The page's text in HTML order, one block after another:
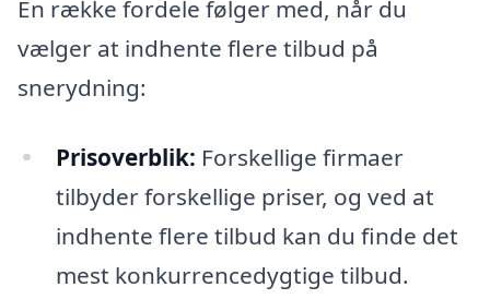
En række fordele følger med, når du
vælger at indhente flere tilbud på
snerydning:
Prisoverblik: Forskellige firmaer
tilbyder forskellige priser, og ved at
indhente flere tilbud kan du finde det
mest konkurrencedygtige tilbud.